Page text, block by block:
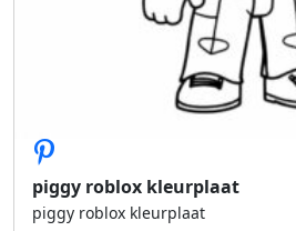
piggy roblox kleurplaat
piggy roblox kleurplaat